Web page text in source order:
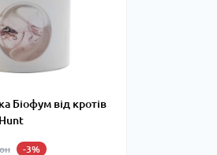
Біофум від кротів
-3%